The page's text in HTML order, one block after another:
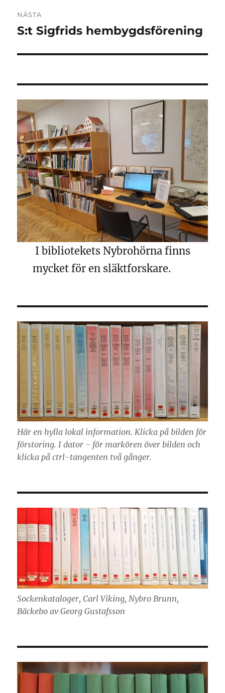
NÄSTA
Nästa
S:t Sigfrids hembygdsförening
I bibliotekets Nybrohörna finns
mycket för en släktforskare.
Här en hylla lokal information. Klicka på bilden för
förstoring. I dator - för markören över bilden och
klicka på ctrl-tangenten två gånger.
Sockenkataloger, Carl Viking, Nybro Brunn,
Bäckebo av Georg Gustafsson